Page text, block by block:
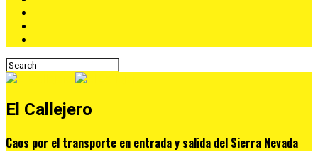
El Callejero
Caos por el transporte en entrada y salida del Sierra Nevada